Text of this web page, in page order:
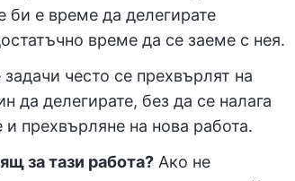
би е време да делегирате
време да се заеме с нея.
често се прехвърлят на
да делегирате, без да се налага
прехвърляне на нова работа.
за тази работа? Ако не